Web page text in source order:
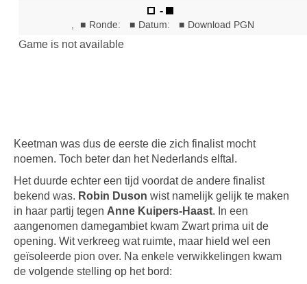
Keetman was dus de eerste die zich finalist mocht
noemen. Toch beter dan het Nederlands elftal.
Het duurde echter een tijd voordat de andere finalist
bekend was. Robin Duson wist namelijk gelijk te maken
in haar partij tegen Anne Kuipers-Haast. In een
aangenomen damegambiet kwam Zwart prima uit de
opening. Wit verkreeg wat ruimte, maar hield wel een
geïsoleerde pion over. Na enkele verwikkelingen kwam
de volgende stelling op het bord: